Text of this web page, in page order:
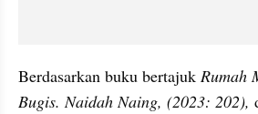
Berdasarkan buku bertajuk Rumah
Bugis. Naidah Naing, (2023: 202),